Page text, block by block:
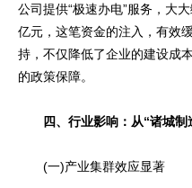
公司提供“极速办电”服务，大
亿元，这笔资金的注入，有效
持，不仅降低了企业的建设成
的政策保障。
四、行业影响：从“诸城制
(一)产业集群效应显著